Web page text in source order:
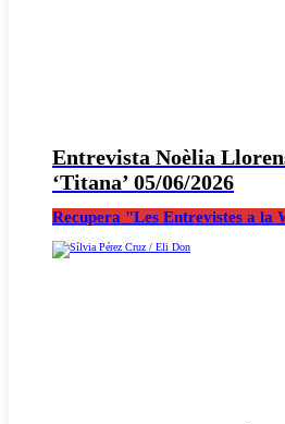
Entrevista Noèlia
‘Titana’ 05/06/2026
Recupera "Les Entrevistes a la